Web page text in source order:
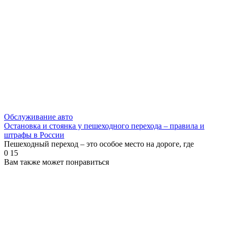
Обслуживание авто
Остановка и стоянка у пешеходного перехода – правила и
штрафы в России
Пешеходный переход – это особое место на дороге, где
0 15
Вам также может понравиться